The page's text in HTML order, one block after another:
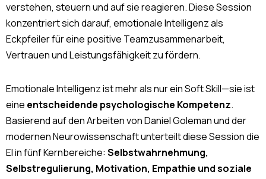
verstehen, steuern und auf sie reagieren. Diese Session
konzentriert sich darauf, emotionale Intelligenz als
Eckpfeiler für eine positive Teamzusammenarbeit,
Vertrauen und Leistungsfähigkeit zu fördern.
Emotionale Intelligenz ist mehr als nur ein Soft Skill—sie ist
eine entscheidende psychologische Kompetenz.
Basierend auf den Arbeiten von Daniel Goleman und der
modernen Neurowissenschaft unterteilt diese Session die
EI in fünf Kernbereiche: Selbstwahrnehmung,
Selbstregulierung, Motivation, Empathie und soziale